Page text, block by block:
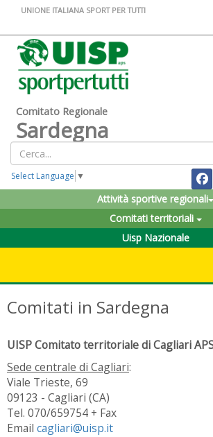
UNIONE ITALIANA SPORT PER TUTTI
Comitato Regionale
Sardegna
Select Language ▼
Attività sportive regionali
Comitati territoriali
Uisp Nazionale
Comitati in Sardegna
UISP Comitato territoriale di Cagliari
Sede centrale di Cagliari:
Viale Trieste, 69
09123 - Cagliari (CA)
Tel. 070/659754 + Fax
Email cagliari@uisp.it